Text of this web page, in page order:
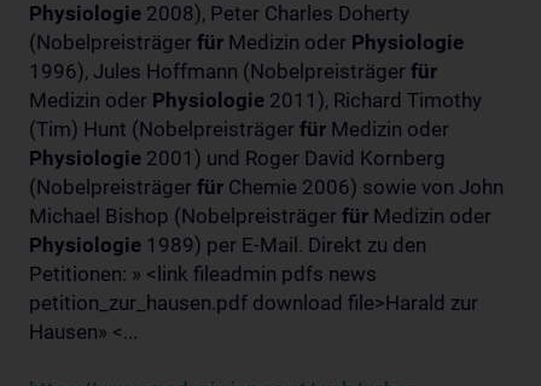
Physiologie 2008), Peter Charles Doherty
(Nobelpreisträger für Medizin oder Physiologie
1996), Jules Hoffmann (Nobelpreisträger für
Medizin oder Physiologie 2011), Richard Timothy
(Tim) Hunt (Nobelpreisträger für Medizin oder
Physiologie 2001) und Roger David Kornberg
(Nobelpreisträger für Chemie 2006) sowie von John
Michael Bishop (Nobelpreisträger für Medizin oder
Physiologie 1989) per E-Mail. Direkt zu den
Petitionen: » <link fileadmin pdfs news
petition_zur_hausen.pdf download file>Harald zur
Hausen» <...